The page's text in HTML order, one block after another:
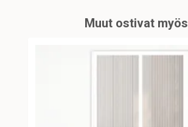
Muut ostivat myös